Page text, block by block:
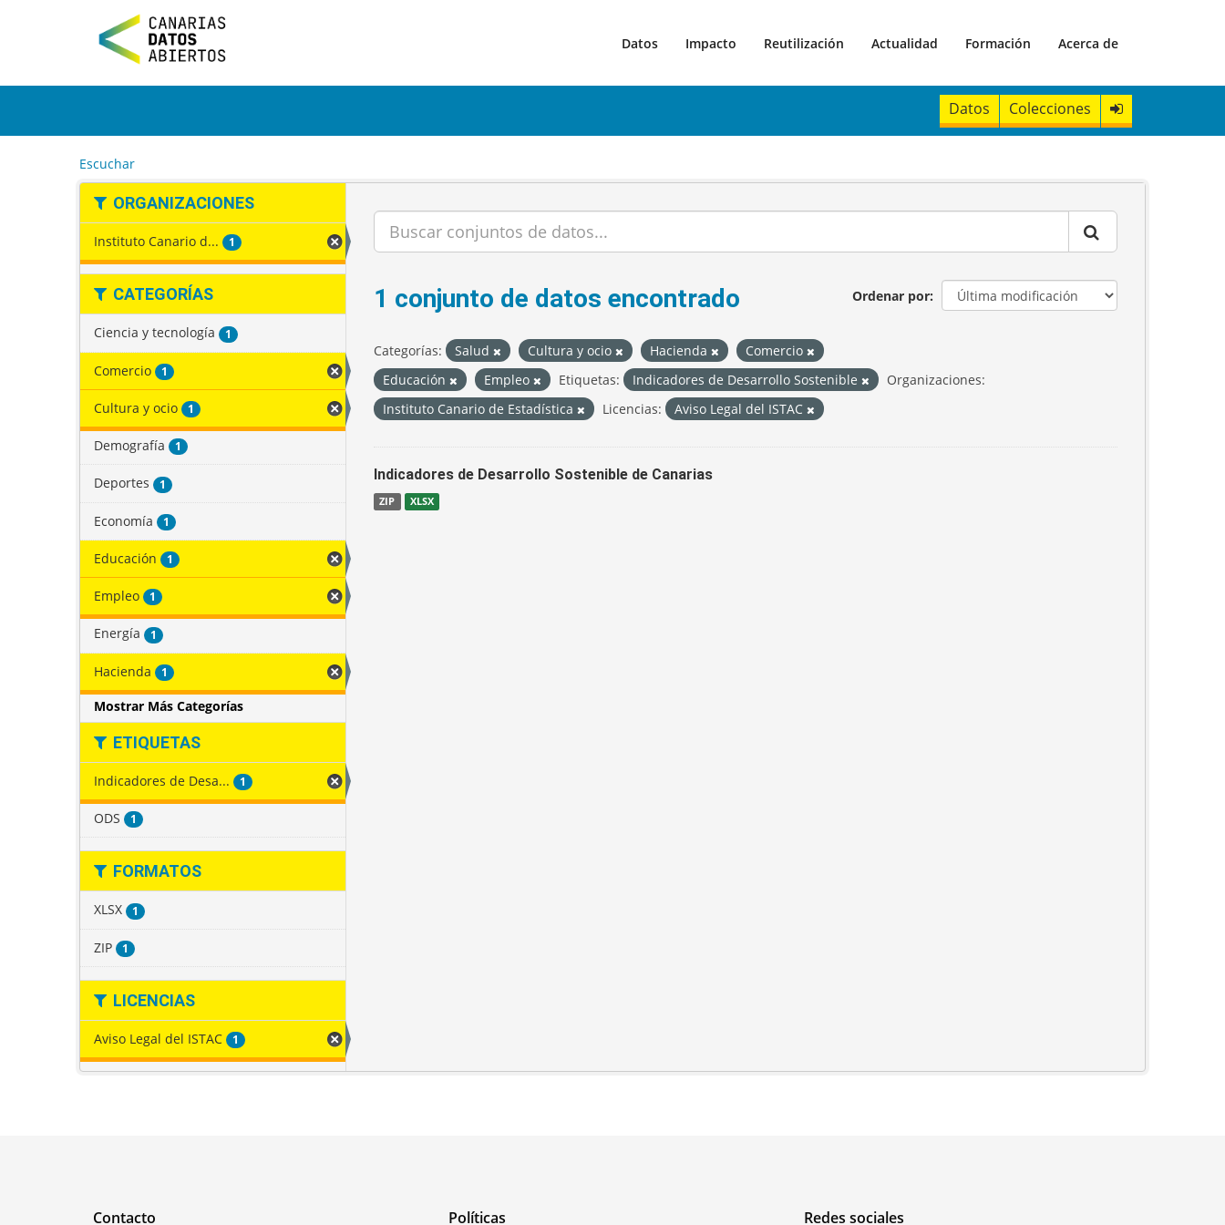
t
Datos Impacto Reutilización Actualidad Formación Acerca de
Datos Colecciones
Escuchar
ORGANIZACIONES
Instituto Canario d... 1
CATEGORÍAS
Ciencia y tecnología 1
Comercio 1
Cultura y ocio 1
Demografía 1
Deportes 1
Economía 1
Educación 1
Empleo 1
Energía 1
Hacienda 1
Mostrar Más Categorías
ETIQUETAS
Indicadores de Desa... 1
ODS 1
FORMATOS
XLSX 1
ZIP 1
LICENCIAS
Aviso Legal del ISTAC 1
Ordenar por
1 conjunto de datos encontrado
Categorías: Salud Cultura y ocio Hacienda
Comercio
Educación
Empleo Etiquetas: Indicadores de Desarrollo Sostenible
Organizaciones:
Instituto Canario de Estadística
Licencias: Aviso Legal del ISTAC
Indicadores de Desarrollo Sostenible de Canarias
ZIP XLSX
Contacto Políticas Redes sociales